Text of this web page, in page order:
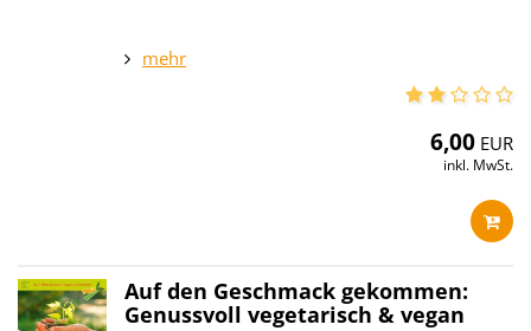
mehr
6,00 EUR
inkl. MwSt.
Auf den Geschmack gekommen:
Genussvoll vegetarisch & vegan